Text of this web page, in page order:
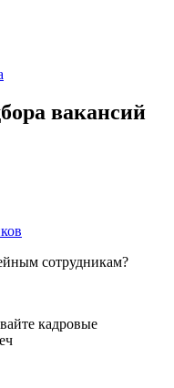
вакансий
сотрудникам?
кадровые